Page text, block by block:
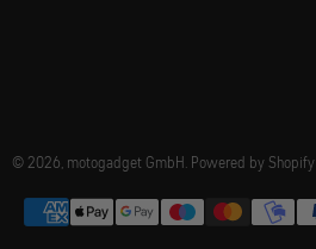
© 2026, motogadget GmbH. Powered by Shopify